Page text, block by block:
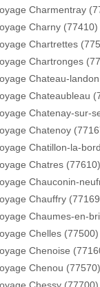
Charmentray
Charny (77410)
Chartrettes
Chartronges
Chateau-
Chateaubleau
Chatenay-sur-
Chatenoy
Chatillon-la-
Chatres (77610)
Chauconin-
Chauffry
Chaumes-en-
Chelles (77500)
Chenoise
Chenou (77570)